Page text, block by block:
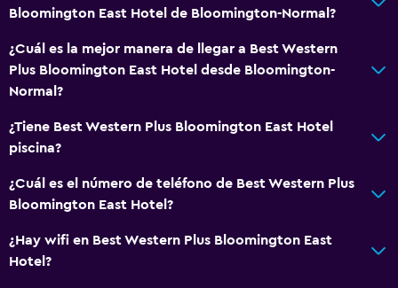
Bloomington East Hotel de Bloomington-Normal?
¿Cuál es la mejor manera de llegar a Best Western
Plus Bloomington East Hotel desde Bloomington-
Normal?
¿Tiene Best Western Plus Bloomington East Hotel
piscina?
¿Cuál es el número de teléfono de Best Western Plus
Bloomington East Hotel?
¿Hay wifi en Best Western Plus Bloomington East
Hotel?